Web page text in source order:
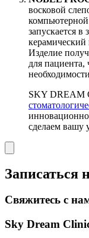
восковой
запускается в
керамический
Изделие
для пациента,
SKY DREAM
сделаем вашу
Записаться
Свяжитесь с
Sky Dream